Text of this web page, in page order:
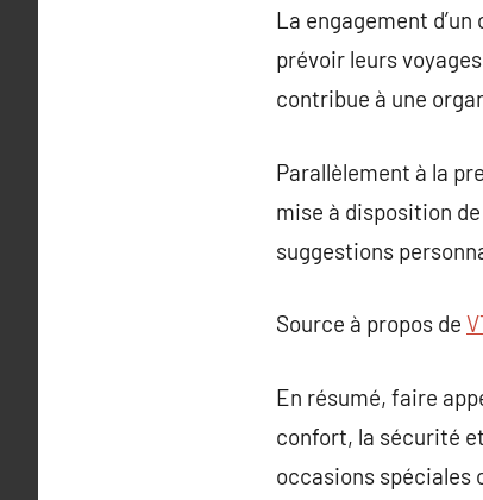
La engagement
prévoir leurs
contribue à une
Parallèlement à la
mise à disposition
suggestions
Source à propos de
En résumé, faire
confort, la sécurité
occasions spéciales